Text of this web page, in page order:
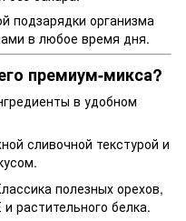
подзарядки организма
в любое время дня.
премиум-микса?
в удобном
сливочной текстурой и
полезных орехов,
растительного белка.